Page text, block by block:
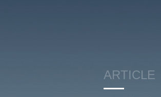
ARTICLE